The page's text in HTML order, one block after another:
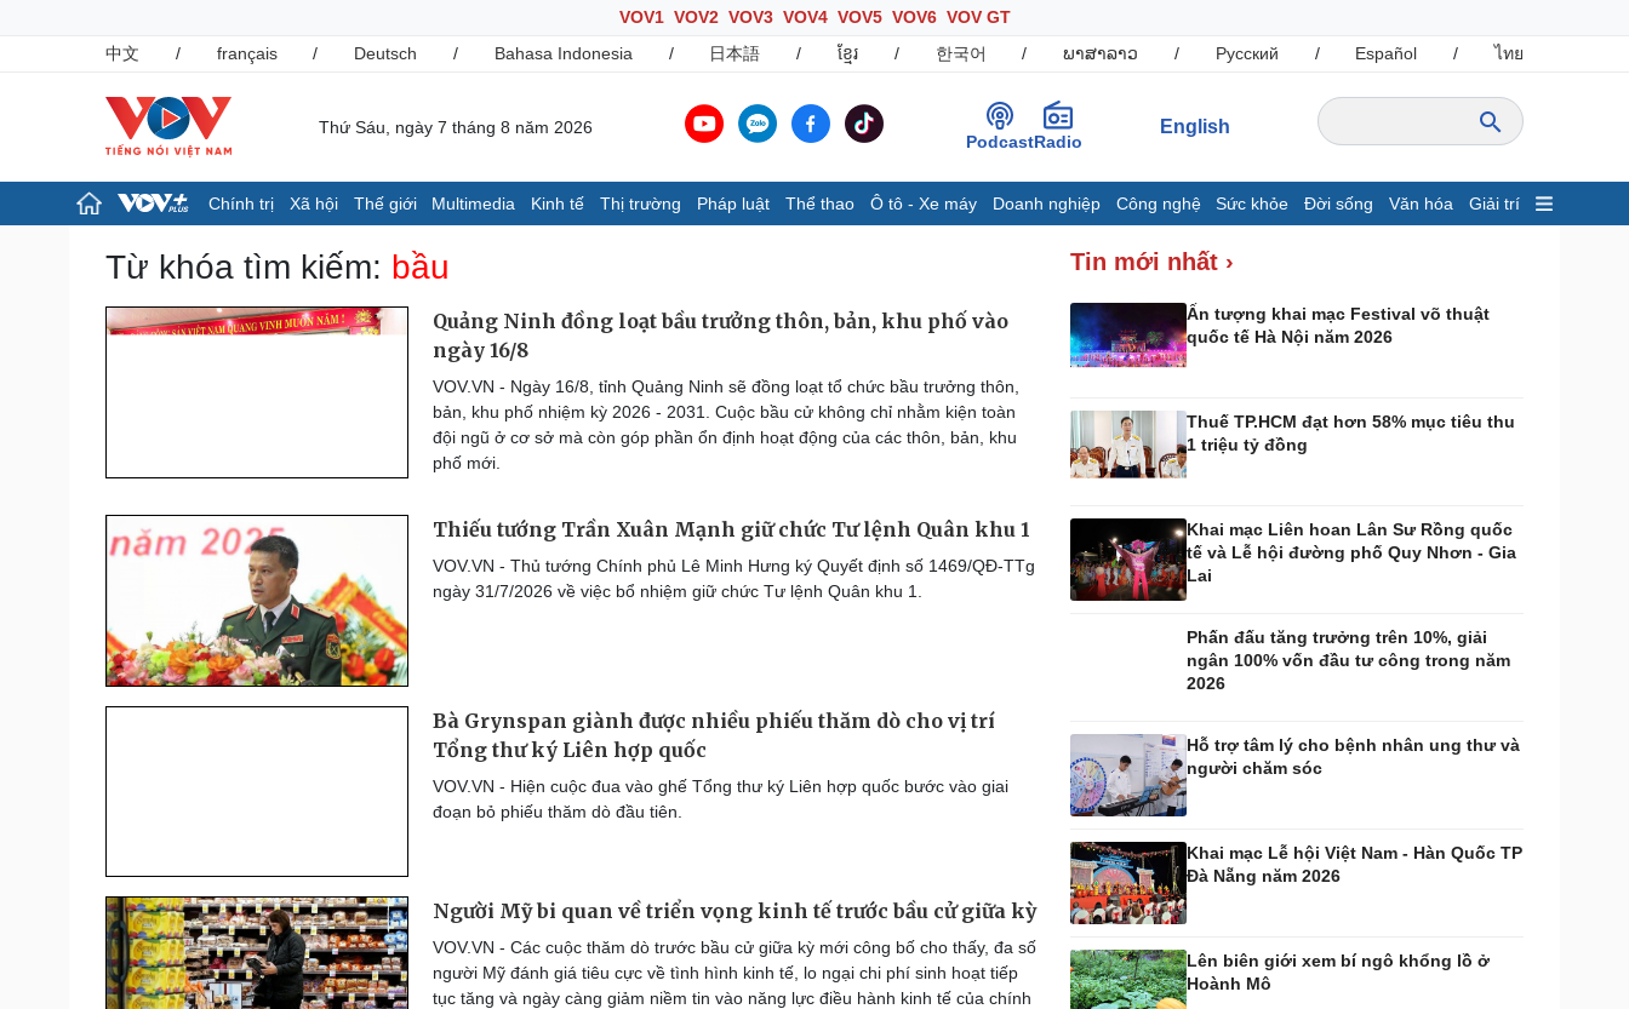
VOV1 VOV2 VOV3 VOV4 VOV5 VOV6 VOV GT
中文
/ français / Deutsch / Bahasa Indonesia / 日本語 / ខ្មែរ / 한국어 / ພາສາລາວ / Русский / Español / ไทย
Thứ Sáu, ngày 7 tháng 8 năm 2026
PodcastRadio
English
Chính trị Xã hội Thế giới Multimedia Kinh tế Thị trường Pháp luật Thể thao Ô tô - Xe máy Doanh nghiệp Công nghệ Sức khỏe Đời sống Văn hóa Giải trí
Chính trị
Tổ chức nhân sự
Quốc hội
Xã hội
Giáo dục
Dự báo thời tiết
Dấu ấn VOV
Cuộc sống đó đây
Hồ sơ
Video
E-Magazine
Kinh tế
Khởi nghiệp
Tiêu dùng
Tỷ giá
Tin nóng
Tư vấn luật
Bóng đá quốc tế
Bóng đá Việt Nam
Thế giới thể thao
Lịch thi đấu bóng đá
eSports
Hậu trường
Tư vấn
Doanh nhân
Vì cộng đồng
Công nghệ
Trải nghiệm
Chuyển đổi số
Sản phụ khoa
Nhi khoa
Phòng mạch online
Ăn sạch sống khỏe
Đời sống
Văn hóa
Sân khấu - Điện ảnh
Giải trí
Nghệ sĩ
Thời trang
Sao Việt
Du lịch
check-in
Vũ khí
Việt Nam
Phân tích
Từ khóa tìm kiếm: bầu
Quảng Ninh đồng loạt bầu trưởng thôn, bản, khu phố vào
ngày 16/8
VOV.VN - Ngày 16/8, tỉnh Quảng Ninh sẽ đồng loạt tổ chức bầu trưởng thôn,
bản, khu phố nhiệm kỳ 2026 - 2031. Cuộc bầu cử không chỉ nhằm kiện toàn
đội ngũ ở cơ sở mà còn góp phần ổn định hoạt động của các thôn, bản, khu
phố mới.
Thiếu tướng Trần Xuân Mạnh giữ chức Tư lệnh Quân khu 1
VOV.VN - Thủ tướng Chính phủ Lê Minh Hưng ký Quyết định số 1469/QĐ-TTg
ngày 31/7/2026 về việc bổ nhiệm giữ chức Tư lệnh Quân khu 1.
Bà Grynspan giành được nhiều phiếu thăm dò cho vị trí
Tổng thư ký Liên hợp quốc
VOV.VN - Hiện cuộc đua vào ghế Tổng thư ký Liên hợp quốc bước vào giai
đoạn bỏ phiếu thăm dò đầu tiên.
Người Mỹ bi quan về triển vọng kinh tế trước bầu cử giữa kỳ
VOV.VN - Các cuộc thăm dò trước bầu cử giữa kỳ mới công bố cho thấy, đa số
người Mỹ đánh giá tiêu cực về tình hình kinh tế, lo ngại chi phí sinh hoạt tiếp
tục tăng và ngày càng giảm niềm tin vào năng lực điều hành kinh tế của chính
Tin mới nhất ›
Ấn tượng khai mạc Festival võ thuật
quốc tế Hà Nội năm 2026
Thuế TP.HCM đạt hơn 58% mục tiêu thu
1 triệu tỷ đồng
Khai mạc Liên hoan Lân Sư Rồng quốc
tế và Lễ hội đường phố Quy Nhơn - Gia
Lai
Phấn đấu tăng trưởng trên 10%, giải
ngân 100% vốn đầu tư công trong năm
2026
Hỗ trợ tâm lý cho bệnh nhân ung thư và
người chăm sóc
Khai mạc Lễ hội Việt Nam - Hàn Quốc TP
Đà Nẵng năm 2026
Lên biên giới xem bí ngô khổng lồ ở
Hoành Mô